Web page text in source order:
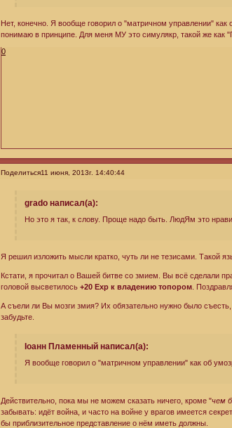
Нет, конечно. Я вообще говорил о "матричном управлении"
понимаю в принципе. Для меня МУ это симулякр, такой же как
0
Поделиться11 июня, 2013г. 14:40:44
grado написал(а):
Но это я так, к слову. Проще надо быть. ЛюдЯм это
Я решил изложить мысли кратко, чуть ли не тезисами. Такой
Кстати, я прочитал о Вашей битве со змием. Вы всё сделали
головой высветилось+20 Exp к владению топором.
А съели ли Вы мозги змия? Их обязательно нужно было
забудьте.
Iоанн Пламенный написал(а):
Я вообще говорил о "матричном управлении" как об
Действительно, пока мы не можем сказать ничего, кроме "чем
забывать: идёт война, и часто на войне у врагов имеется
бы приблизительное представление о нём иметь должны.